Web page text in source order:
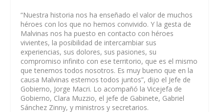
“Nuestra historia nos ha enseñado el valor de muchos
héroes con los que no hemos convivido. Y la gesta de
Malvinas nos ha puesto en contacto con héroes
vivientes, la posibilidad de intercambiar sus
experiencias, sus dolores, sus pasiones, su
compromiso infinito con ese territorio, que es el mismo
que tenemos todos nosotros. Es muy bueno que en la
causa Malvinas estemos todos juntos”, dijo el Jefe de
Gobierno, Jorge Macri. Lo acompañó la Vicejefa de
Gobierno, Clara Muzzio, el jefe de Gabinete, Gabriel
Sánchez Zinny, y ministros y secretarios.